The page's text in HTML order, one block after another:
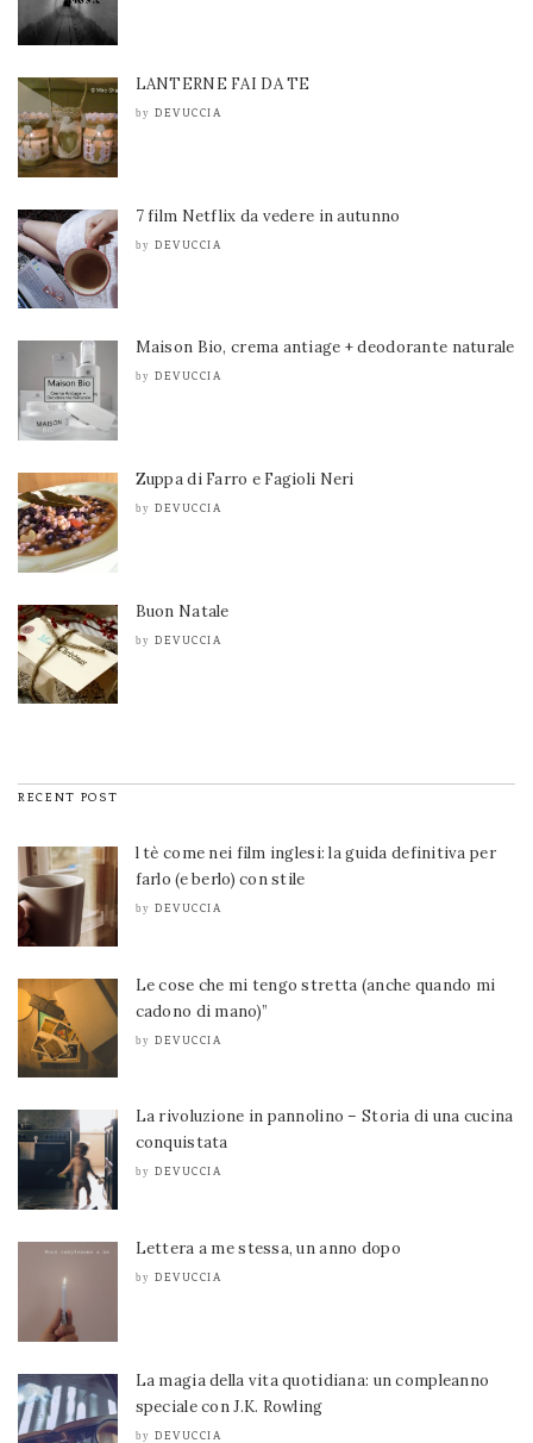
LANTERNE FAI DA TE
by DEVUCCIA
7 film Netflix da vedere in autunno
by DEVUCCIA
Maison Bio, crema antiage + deodorante naturale
by DEVUCCIA
Zuppa di Farro e Fagioli Neri
by DEVUCCIA
Buon Natale
by DEVUCCIA
RECENT POST
l tè come nei film inglesi: la guida definitiva per
farlo (e berlo) con stile
by DEVUCCIA
Le cose che mi tengo stretta (anche quando mi
cadono di mano)”
by DEVUCCIA
La rivoluzione in pannolino – Storia di una cucina
conquistata
by DEVUCCIA
Lettera a me stessa, un anno dopo
by DEVUCCIA
La magia della vita quotidiana: un compleanno
speciale con J.K. Rowling
by DEVUCCIA